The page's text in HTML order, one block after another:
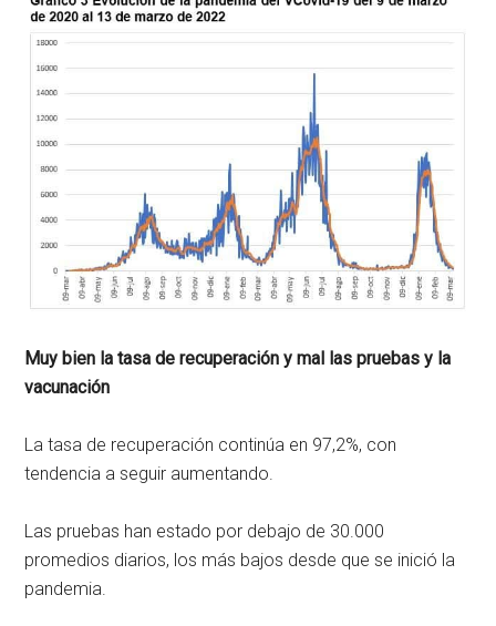
Muy bien la tasa de recuperación y mal las pruebas y la
vacunación
La tasa de recuperación continúa en 97,2%, con
tendencia a seguir aumentando.
Las pruebas han estado por debajo de 30.000
promedios diarios, los más bajos desde que se inició la
pandemia.